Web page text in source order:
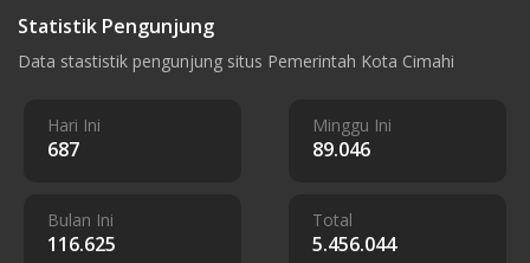
Statistik Pengunjung
Data stastistik pengunjung situs Pemerintah Kota Cimahi
Hari Ini
687
Minggu Ini
89.046
Bulan Ini
116.625
Total
5.456.044